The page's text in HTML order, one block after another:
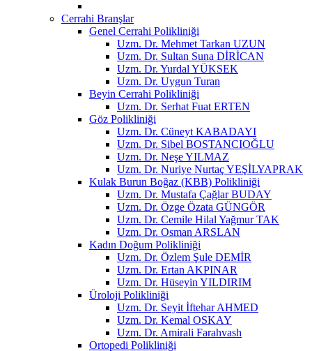
Cerrahi Branşlar
Genel Cerrahi Polikliniği
Uzm. Dr. Mehmet Tarkan UZUN
Uzm. Dr. Sultan Suna DİRİCAN
Uzm. Dr. Yurdal YÜKSEK
Uzm. Dr. Uygun Turan
Beyin Cerrahi Polikliniği
Uzm. Dr. Serhat Fuat ERTEN
Göz Polikliniği
Uzm. Dr. Cüneyt KABADAYI
Uzm. Dr. Sibel BOSTANCIOĞLU
Uzm. Dr. Neşe YILMAZ
Uzm. Dr. Nuriye Nurtaç YEŞİLYAPRAK
Kulak Burun Boğaz (KBB) Polikliniği
Uzm. Dr. Mustafa Çağlar BUDAY
Uzm. Dr. Özge Özata GÜNGÖR
Uzm. Dr. Cemile Hilal Yağmur TAK
Uzm. Dr. Osman ARSLAN
Kadın Doğum Polikliniği
Uzm. Dr. Özlem Şule DEMİR
Uzm. Dr. Ertan AKPINAR
Uzm. Dr. Hüseyin YILDIRIM
Üroloji Polikliniği
Uzm. Dr. Seyit İftehar AHMED
Uzm. Dr. Kemal OSKAY
Uzm. Dr. Amirali Farahvash
Ortopedi Polikliniği